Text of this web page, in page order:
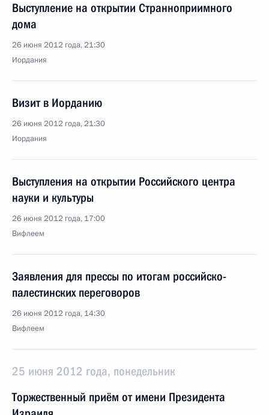
Выступление на открытии Странноприимного
дома
26 июня 2012 года, 21:30
Иордания
Визит в Иорданию
26 июня 2012 года, 21:30
Иордания
Выступления на открытии Российского центра
науки и культуры
26 июня 2012 года, 17:00
Вифлеем
Заявления для прессы по итогам российско-
палестинских переговоров
26 июня 2012 года, 14:30
Вифлеем
25 июня 2012 года, понедельник
Торжественный приём от имени Президента